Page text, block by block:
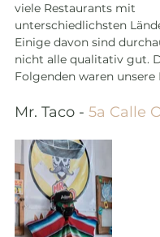
viele Restaurants mit
unterschiedlichsten
Einige davon sind
nicht alle qualitativ gut.
Folgenden waren unsere
Mr. Taco - 5a Calle